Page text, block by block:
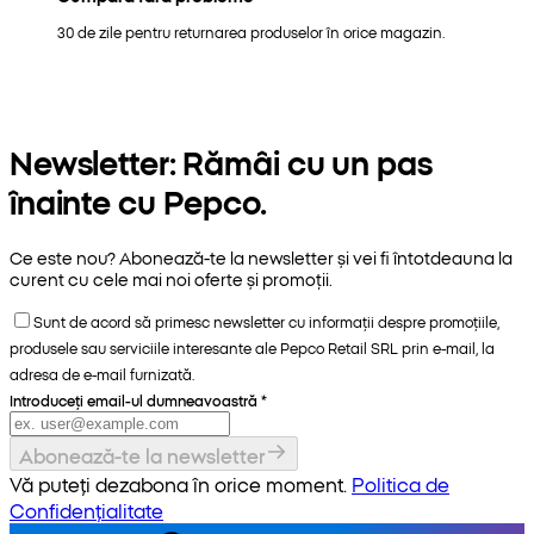
30 de zile pentru returnarea produselor în orice magazin.
Newsletter: Rămâi cu un pas
înainte cu Pepco.
Ce este nou? Abonează-te la newsletter și vei fi întotdeauna la
curent cu cele mai noi oferte și promoții.
Sunt de acord să primesc newsletter cu informații despre promoțiile,
produsele sau serviciile interesante ale Pepco Retail SRL prin e-mail, la
adresa de e-mail furnizată.
Introduceți email-ul dumneavoastră *
Abonează-te la newsletter
Vă puteți dezabona în orice moment. Politica de
Confidențialitate